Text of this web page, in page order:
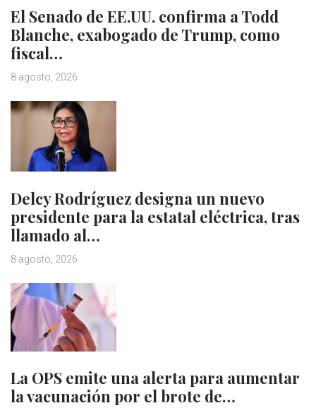
El Senado de EE.UU. confirma a Todd
Blanche, exabogado de Trump, como
fiscal…
8 agosto, 2026
Delcy Rodríguez designa un nuevo
presidente para la estatal eléctrica, tras
llamado al…
8 agosto, 2026
La OPS emite una alerta para aumentar
la vacunación por el brote de…